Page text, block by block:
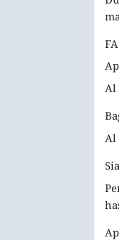
Al
Al